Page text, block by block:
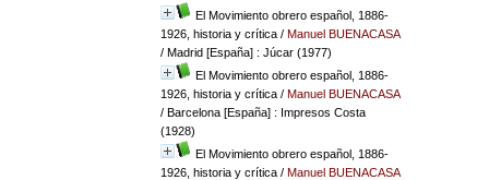
El Movimiento obrero español, 1886-
1926, historia y crítica/ Manuel BUENACASA
/ Madrid [España] : Júcar (1977)
El Movimiento obrero español, 1886-
1926, historia y crítica/ Manuel BUENACASA
/ Barcelona [España] : Impresos Costa
(1928)
El Movimiento obrero español, 1886-
1926, historia y crítica/ Manuel BUENACASA